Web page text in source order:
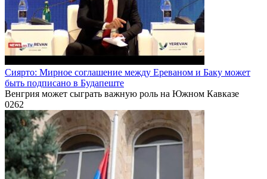
Сиярто: Мирное соглашение между Ереваном и Баку может
быть подписано в Будапеште
Венгрия может сыграть важную роль на Южном Кавказе
0262